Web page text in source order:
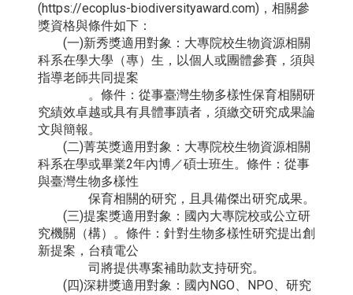
(https://ecoplus-biodiversityaward.com)，相關參
獎資格與條件如下：
(一)新秀獎適用對象：大專院校生物資源相關
科系在學大學（專）生，以個人或團體參賽，須與
指導老師共同提案
。條件：從事臺灣生物多樣性保育相關研
究績效卓越或具有具體事蹟者，須繳交研究成果論
文與簡報。
(二)菁英獎適用對象：大專院校生物資源相關
科系在學或畢業2年內博／碩士班生。條件：從事
與臺灣生物多樣性
保育相關的研究，且具備傑出研究成果。
(三)提案獎適用對象：國內大專院校或公立研
究機關（構）。條件：針對生物多樣性研究提出創
新提案，台積電公
司將提供專案補助款支持研究。
(四)深耕獎適用對象：國內NGO、NPO、研究